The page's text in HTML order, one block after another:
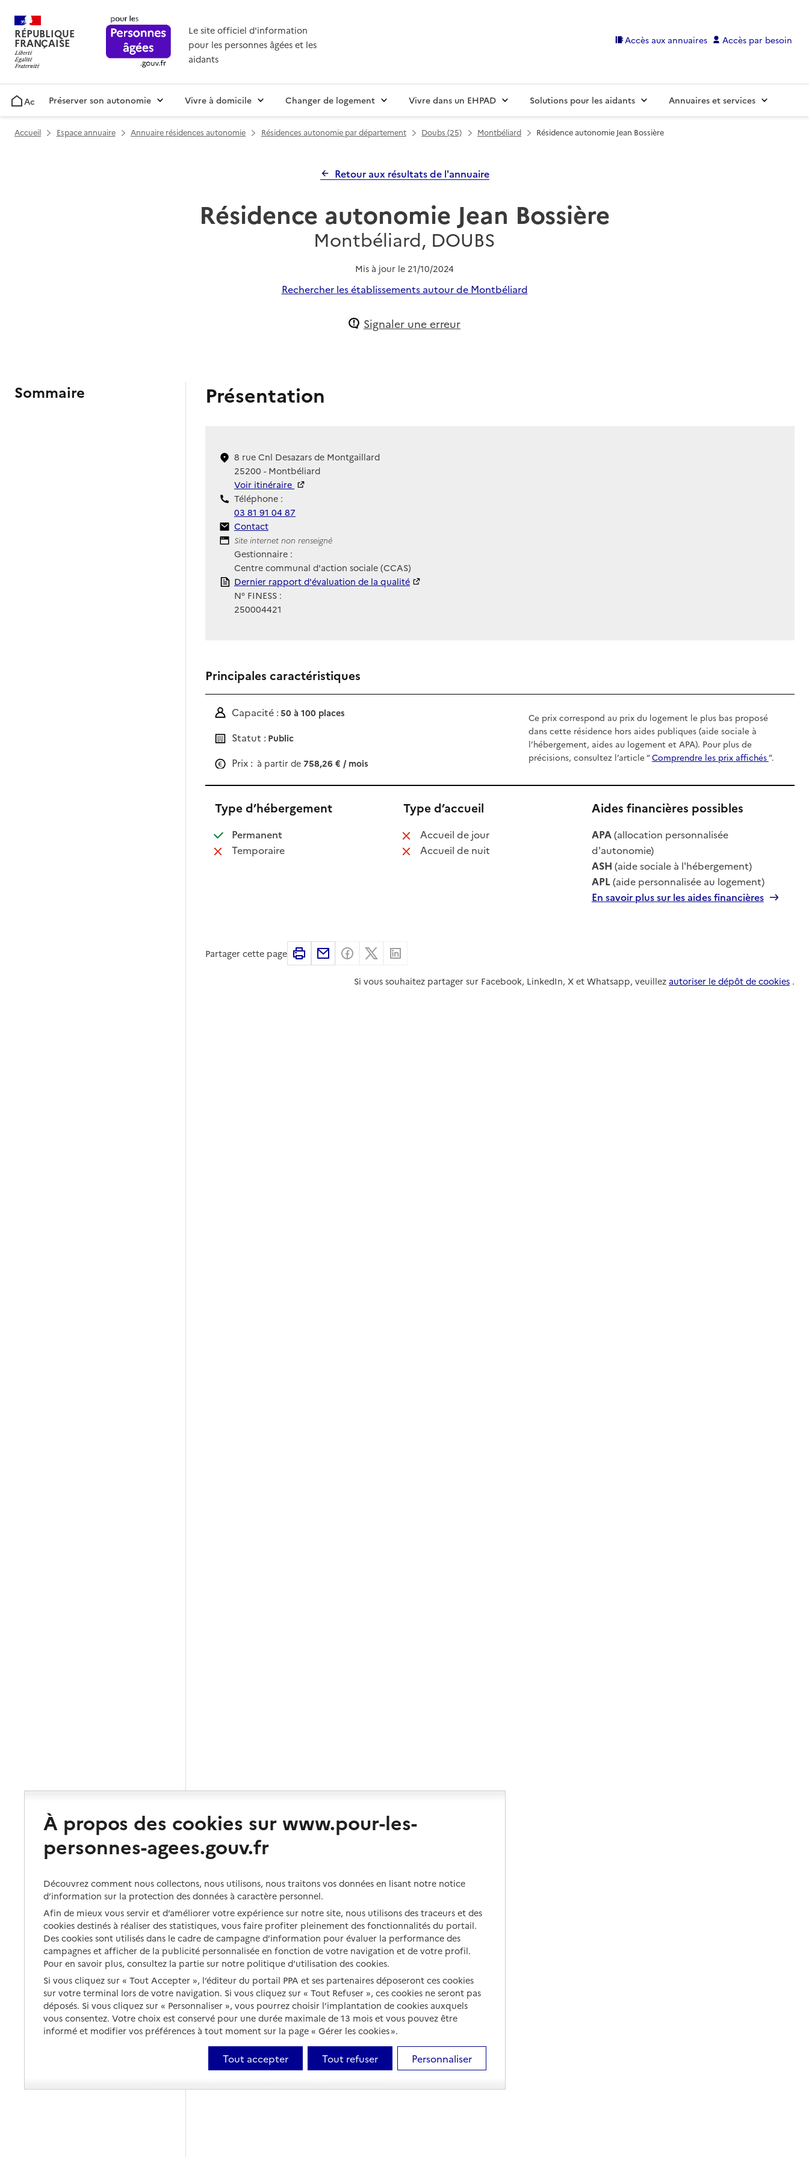
RÉPUBLIQUE
FRANÇAISE
Le site officiel d'information
pour les personnes âgées et les
aidants
Accès aux annuaires Accès par besoin
AccueilPréserver son autonomie Vivre à domicile Changer de logement Vivre dans un EHPAD Solutions pour les aidants Annuaires et services
Accueil Espace annuaire Annuaire résidences autonomie Résidences autonomie par département Doubs (25) Montbéliard Résidence autonomie Jean Bossière
Retour aux résultats de l'annuaire
Résidence autonomie Jean Bossière
Montbéliard, DOUBS
Mis à jour le 21/10/2024
Rechercher les établissements autour de Montbéliard
Signaler une erreur
Sommaire Présentation
8 rue Cnl Desazars de Montgaillard
25200 - Montbéliard
Voir itinéraire
Téléphone :
03 81 91 04 87
Contact
Contact
Site Internet
Site internet non renseigné
Gestionnaire :
Centre communal d'action sociale (CCAS)
Rapport HAS
Dernier rapport d'évaluation de la qualité
N° FINESS :
250004421
Principales caractéristiques
Capacité : 50 à 100 places
Statut : Public
Prix : à partir de 758,26 € / mois
Ce prix correspond au prix du logement le plus bas proposé
dans cette résidence hors aides publiques (aide sociale à
l’hébergement, aides au logement et APA). Pour plus de
précisions, consultez l’article “Comprendre les prix affichés”.
Type d’hébergement
Permanent: disponible
Temporaire: non disponible
Type d’accueil
Accueil de jour: non disponible
Accueil de nuit: non disponible
Aides financières possibles
APA(allocation personnalisée
d'autonomie)
ASH (aide sociale à l'hébergement)
APL(aide personnalisée au logement)
En savoir plus sur les aides financières
Partager cette page ImprimerPartager par email
Partager sur Facebook
Partager sur X
Si vous souhaitez partager sur Facebook, LinkedIn, X et Whatsapp, veuillez autoriser le dépôt de cookies .
À propos des cookies sur www.pour-les-
personnes-agees.gouv.fr
Découvrez comment nous collectons, nous utilisons, nous traitons vos données en lisant notre notice
d’information sur la protection des données à caractère personnel.
Afin de mieux vous servir et d’améliorer votre expérience sur notre site, nous utilisons des traceurs et des
cookies destinés à réaliser des statistiques, vous faire profiter pleinement des fonctionnalités du portail.
Des cookies sont utilisés dans le cadre de campagne d’information pour évaluer la performance des
campagnes et afficher de la publicité personnalisée en fonction de votre navigation et de votre profil.
Pour en savoir plus, consultez la partie sur notre politique d'utilisation des cookies.
Si vous cliquez sur « Tout Accepter », l’éditeur du portail PPA et ses partenaires déposeront ces cookies
sur votre terminal lors de votre navigation. Si vous cliquez sur « Tout Refuser », ces cookies ne seront pas
déposés. Si vous cliquez sur « Personnaliser », vous pourrez choisir l’implantation de cookies auxquels
vous consentez. Votre choix est conservé pour une durée maximale de 13 mois et vous pouvez être
informé et modifier vos préférences à tout moment sur la page « Gérer les cookies ».
Tout accepter Tout refuser Personnaliser